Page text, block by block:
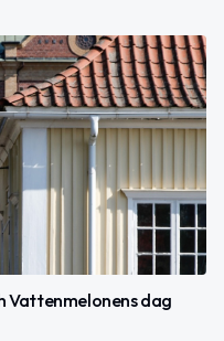
Vattenmelonens dag